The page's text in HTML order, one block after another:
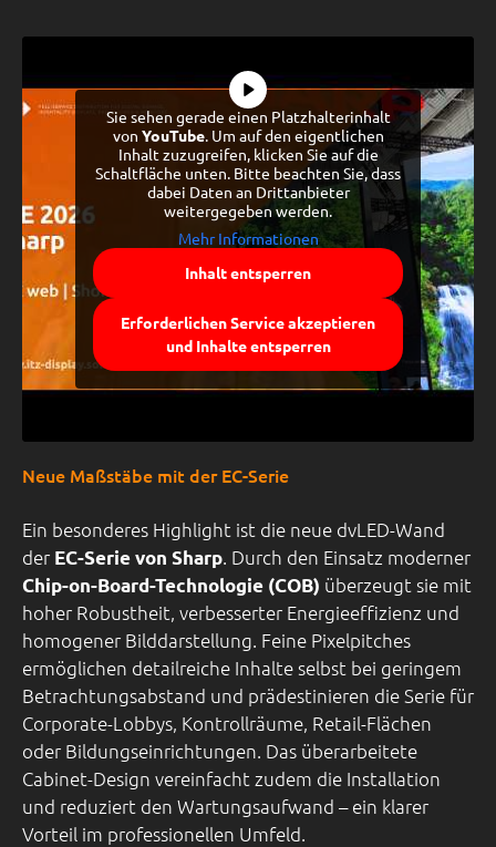
Sie sehen gerade einen Platzhalterinhalt
von YouTube. Um auf den eigentlichen
Inhalt zuzugreifen, klicken Sie auf die
Schaltfläche unten. Bitte beachten Sie, dass
dabei Daten an Drittanbieter
weitergegeben werden.
Mehr Informationen
Inhalt entsperren
Erforderlichen Service akzeptieren
und Inhalte entsperren
Neue Maßstäbe mit der EC-Serie
Ein besonderes Highlight ist die neue dvLED-Wand
der EC-Serie von Sharp. Durch den Einsatz moderner
Chip-on-Board-Technologie (COB) überzeugt sie mit
hoher Robustheit, verbesserter Energieeffizienz und
homogener Bilddarstellung. Feine Pixelpitches
ermöglichen detailreiche Inhalte selbst bei geringem
Betrachtungsabstand und prädestinieren die Serie für
Corporate-Lobbys, Kontrollräume, Retail-Flächen
oder Bildungseinrichtungen. Das überarbeitete
Cabinet-Design vereinfacht zudem die Installation
und reduziert den Wartungsaufwand – ein klarer
Vorteil im professionellen Umfeld.